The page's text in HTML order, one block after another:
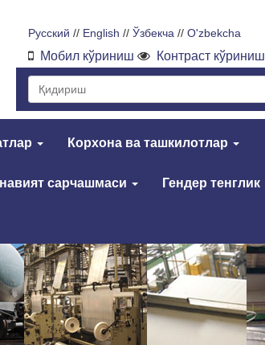
Русский // English // Ўзбекча // O'zbekcha
Мобил кўриниш Контраст кўриниш
Корхона ва ташкилотлар
сарчашмаси Гендер тенглик